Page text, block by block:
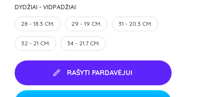
DYDŽIAI - VIDPADŽIAI:
28 - 18.3 CM. 29 - 19 CM. 31 - 20.3 CM.
32 - 21 CM. 34 - 21.7 CM.
RAŠYTI PARDAVĖJUI